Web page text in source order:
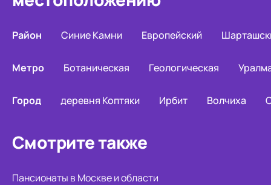
Район Синие Камни Европейский
Метро Ботаническая Геологическая
Город деревня Коптяки Ирбит Волчиха
Смотрите также
Пансионаты в Москве и области